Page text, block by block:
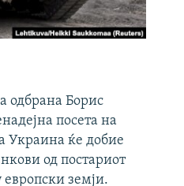
одбрана Борис
посета на
Украина ќе добие
од постариот
земји.